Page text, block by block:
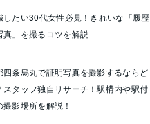
したい30代女性必見！きれいな「履歴
真」を撮るコツを解説
四条烏丸で証明写真を撮影するならど
スタッフ独自リサーチ！駅構内や駅付
撮影場所を解説！